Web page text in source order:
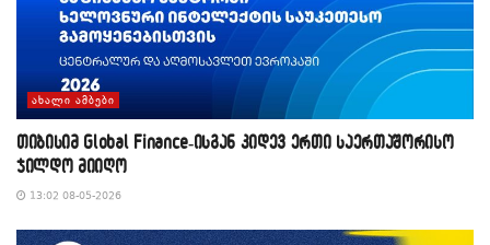
ᲐᲮᲐᲚᲘ ᲐᲛᲑᲔᲑᲘ
თიბისიმ Global Finance-ისგან კიდევ ერთი საერთაშორისო
ჯილდო მიიღო
13:02 08-05-2026